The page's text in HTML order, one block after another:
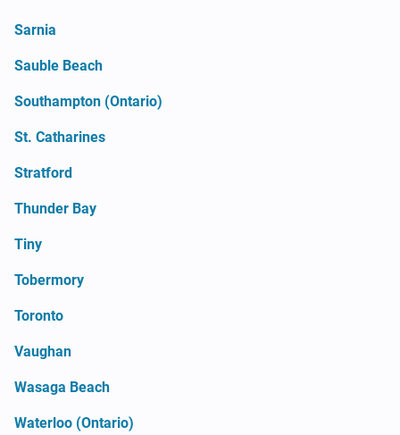
Sarnia
Sauble Beach
Southampton (Ontario)
St. Catharines
Stratford
Thunder Bay
Tiny
Tobermory
Toronto
Vaughan
Wasaga Beach
Waterloo (Ontario)